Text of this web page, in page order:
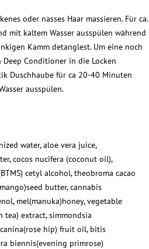
oder nasses Haar massieren. Für ca.
mit kaltem Wasser ausspülen während
Kamm detanglest. Um eine noch
Conditioner in die Locken
Duschhaube für ca 20-40 Minuten
ausspülen.
water, aloe vera juice,
cocos nucifera (coconut oil),
cetyl alcohol, theobroma cacao
butter, cannabis
mel(manuka)honey, vegetable
tea) extract, simmondsia
hip) fruit oil, bitis
biennis(evening primrose)